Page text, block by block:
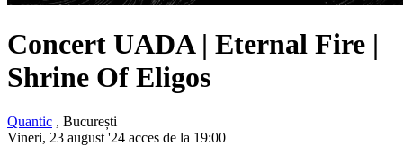
Concert UADA | Eternal Fire |
Shrine Of Eligos
Quantic , București
Vineri, 23 august '24 acces de la 19:00